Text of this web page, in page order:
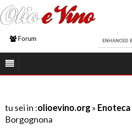
Forum
tu sei in :olioevino.org » Enoteca
Borgognona